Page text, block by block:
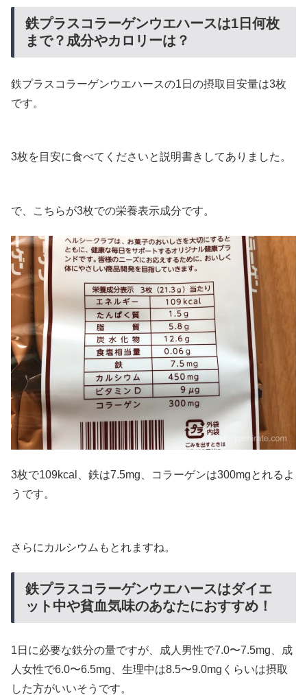
鉄プラスコラーゲンウエハースは1日何枚
まで？成分やカロリーは？
鉄プラスコラーゲンウエハースの1日の摂取目安量は3枚
です。
3枚を目安に食べてくださいと説明書きしてありました。
で、こちらが3枚での栄養表示成分です。
3枚で109kcal、鉄は7.5mg、コラーゲンは300mgとれるよ
うです。
さらにカルシウムもとれますね。
鉄プラスコラーゲンウエハースはダイエ
ット中や貧血気味のあなたにおすすめ！
1日に必要な鉄分の量ですが、成人男性で7.0〜7.5mg、成
人女性で6.0〜6.5mg、生理中は8.5〜9.0mgくらいは摂取
した方がいいそうです。